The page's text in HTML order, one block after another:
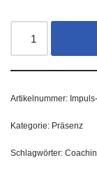
Artikelnummer:
Kategorie: Präsenz
Schlagwörter: